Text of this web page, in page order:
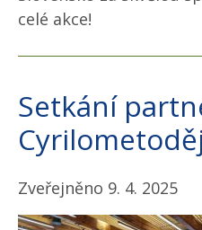
celé akce!
Setkání
Zveřejněno 9. 4. 2025